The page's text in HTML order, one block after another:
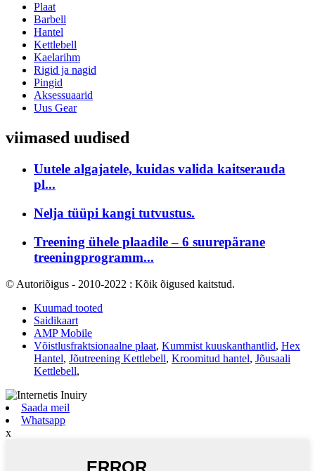
Plaat
Barbell
Hantel
Kettlebell
Kaelarihm
Rigid ja nagid
Pingid
Aksessuaarid
Uus Gear
viimased uudised
Uutele algajatele, kuidas valida kaitserauda
pl...
Nelja tüüpi kangi tutvustus.
Treening ühele plaadile – 6 suurepärane
treeningprogramm...
© Autoriõigus - 2010-2022 : Kõik õigused kaitstud.
Kuumad tooted
Saidikaart
AMP Mobile
Võistlusfraktsionaalne plaat, Kummist kuuskanthantlid, Hex
Hantel, Jõutreening Kettlebell, Kroomitud hantel, Jõusaali
Kettlebell,
Saada meil
Whatsapp
x